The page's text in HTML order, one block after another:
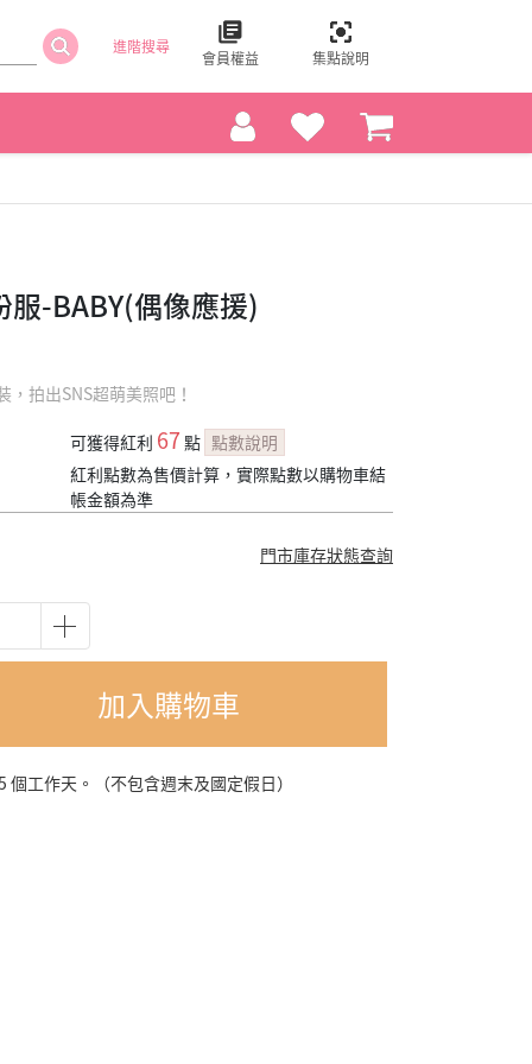
進階搜尋
會員權益 集點說明
-BABY(偶像應援)
拍出SNS超萌美照吧！
可獲得紅利 67點 點數說明
紅利點數為售價計算，實際點數以購物車結
帳金額為準
門市庫存狀態查詢
加入購物車
工作天。（不包含週末及國定假日）